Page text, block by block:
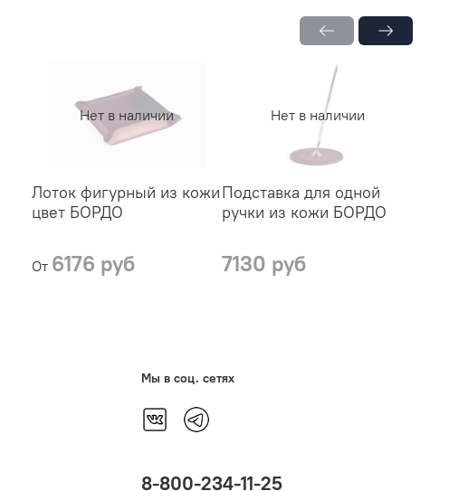
Нет в наличии
Лоток фигурный из кожи
цвет БОРДО
От 6176 руб
Нет в наличии
Подставка для одной
ручки из кожи БОРДО
7130 руб
Мы в соц. сетях
8-800-234-11-25